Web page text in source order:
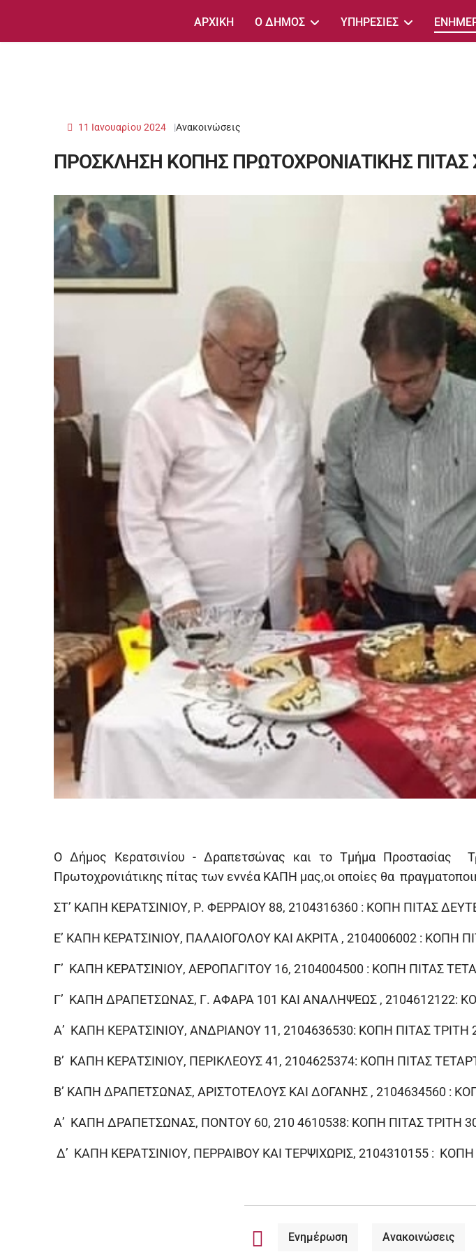
ΑΡΧΙΚΗ Ο ΔΗΜΟΣ ΥΠΗΡΕΣΙΕΣ
Ανακοινώσεις
11 Ιανουαρίου 2024
ΠΡΟΣΚΛΗΣΗ ΚΟΠΗΣ ΠΡΩΤΟΧΡΟΝΙΑΤΙΚΗΣ
Ο Δήμος Κερατσινίου - Δραπετσώνας και το Τμήμα Προστασίας
Πρωτοχρονιάτικης πίτας των εννέα ΚΑΠΗ μας,οι οποίες θα
ΣΤ’ ΚΑΠΗ ΚΕΡΑΤΣΙΝΙΟΥ, Ρ. ΦΕΡΡΑΙΟΥ 88, 2104316360 : ΚΟΠΗ ΠΙΤΑΣ
Ε’ ΚΑΠΗ ΚΕΡΑΤΣΙΝΙΟΥ, ΠΑΛΑΙΟΓΟΛΟΥ ΚΑΙ ΑΚΡΙΤΑ , 2104006002 : ΚΟΠΗ
Γ’ ΚΑΠΗ ΚΕΡΑΤΣΙΝΙΟΥ, ΑΕΡΟΠΑΓΙΤΟΥ 16, 2104004500 : ΚΟΠΗ ΠΙΤΑΣ
Γ’ ΚΑΠΗ ΔΡΑΠΕΤΣΩΝΑΣ, Γ. ΑΦΑΡΑ 101 ΚΑΙ ΑΝΑΛΗΨΕΩΣ , 2104612122:
Α’ ΚΑΠΗ ΚΕΡΑΤΣΙΝΙΟΥ, ΑΝΔΡΙΑΝΟΥ 11, 2104636530: ΚΟΠΗ ΠΙΤΑΣ ΤΡΙΤΗ
Β’ ΚΑΠΗ ΚΕΡΑΤΣΙΝΙΟΥ, ΠΕΡΙΚΛΕΟΥΣ 41, 2104625374: ΚΟΠΗ ΠΙΤΑΣ
Β’ ΚΑΠΗ ΔΡΑΠΕΤΣΩΝΑΣ, ΑΡΙΣΤΟΤΕΛΟΥΣ ΚΑΙ ΔΟΓΑΝΗΣ , 2104634560 :
Α’ ΚΑΠΗ ΔΡΑΠΕΤΣΩΝΑΣ, ΠΟΝΤΟΥ 60, 210 4610538: ΚΟΠΗ ΠΙΤΑΣ ΤΡΙΤΗ
Δ’ ΚΑΠΗ ΚΕΡΑΤΣΙΝΙΟΥ, ΠΕΡΡΑΙΒΟΥ ΚΑΙ ΤΕΡΨΙΧΩΡΙΣ, 2104310155 :
Ενημέρωση Ανακοινώσεις